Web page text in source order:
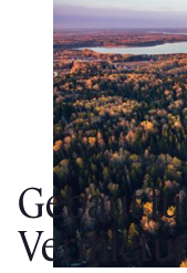
Gebaut